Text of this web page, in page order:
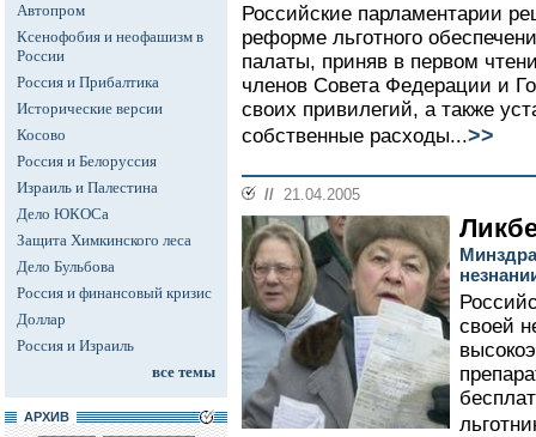
Автопром
Ксенофобия и неофашизм в
России
Россия и Прибалтика
Исторические версии
Косово
Россия и Белоруссия
Израиль и Палестина
Дело ЮКОСа
Защита Химкинского леса
Дело Бульбова
Россия и финансовый кризис
Доллар
Россия и Израиль
все темы
АРХИВ
Российские парламентарии
реформе льготного
палаты, приняв в первом
членов Совета Федерации и
своих привилегий, а также
собственные расходы...>>
// 21.04.2005
своей